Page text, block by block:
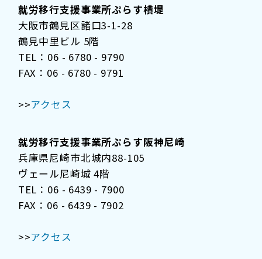
就労移行支援事業所ぷらす横堤
大阪市鶴見区諸口3-1-28
鶴見中里ビル 5階
TEL：06 - 6780 - 9790
FAX：06 - 6780 - 9791
>>アクセス
就労移行支援事業所ぷらす阪神尼崎
兵庫県尼崎市北城内88-105
ヴェール尼崎城 4階
TEL：06 - 6439 - 7900
FAX：06 - 6439 - 7902
>>アクセス